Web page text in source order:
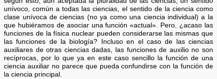
unívoco, común a todas las ciencias, el sentido de la ciencia como
clase unívoca de ciencias (no ya como una ciencia individual) a la
que hubiéramos de asociar una función «actual». Pero, ¿acaso las
funciones de la física nuclear pueden considerarse las mismas que
las funciones de la biología? Incluso en el caso de las ciencias
auxiliares de otras ciencias dadas, las funciones de auxilio no son
recíprocas, por lo que ya en este caso sencillo la función de una
ciencia auxiliar no parece que pueda confundirse con la función de
la ciencia principal.